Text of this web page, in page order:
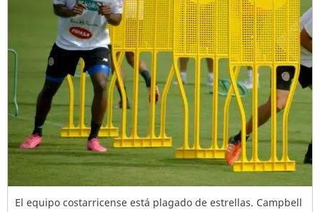
El equipo costarricense está plagado de estrellas. Campbell